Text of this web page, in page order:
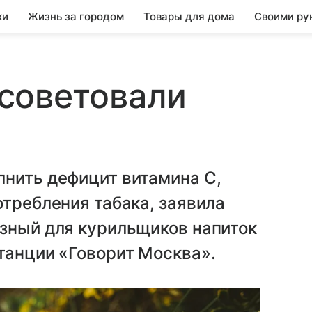
Жизнь за городом Товары для дома Своими
дефицит витамина С,
табака, заявила
для курильщиков напиток
«Говорит Москва».